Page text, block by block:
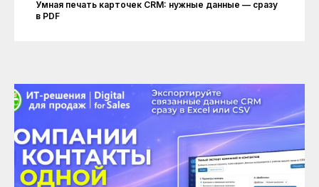
Умная печать карточек CRM: нужные данные — сразу
в PDF